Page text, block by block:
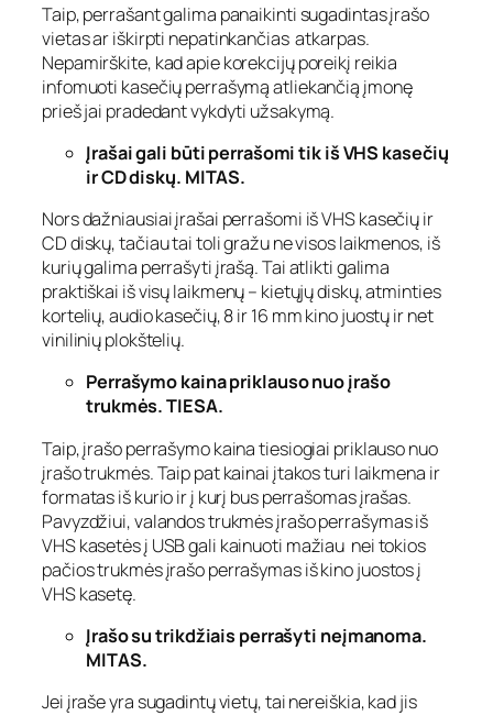
Taip, perrašant galima panaikinti sugadintas įrašo
vietas ar iškirpti nepatinkančias atkarpas.
Nepamirškite, kad apie korekcijų poreikį reikia
infomuoti kasečių perrašymą atliekančią įmonę
prieš jai pradedant vykdyti užsakymą.
Įrašai gali būti perrašomi tik iš VHS kasečių
ir CD diskų. MITAS.
Nors dažniausiai įrašai perrašomi iš VHS kasečių ir
CD diskų, tačiau tai toli gražu ne visos laikmenos, iš
kurių galima perrašyti įrašą. Tai atlikti galima
praktiškai iš visų laikmenų – kietųjų diskų, atminties
kortelių, audio kasečių, 8 ir 16 mm kino juostų ir net
vinilinių plokštelių.
Perrašymo kaina priklauso nuo įrašo
trukmės. TIESA.
Taip, įrašo perrašymo kaina tiesiogiai priklauso nuo
įrašo trukmės. Taip pat kainai įtakos turi laikmena ir
formatas iš kurio ir į kurį bus perrašomas įrašas.
Pavyzdžiui, valandos trukmės įrašo perrašymas iš
VHS kasetės į USB gali kainuoti mažiau nei tokios
pačios trukmės įrašo perrašymas iš kino juostos į
VHS kasetę.
Įrašo su trikdžiais perrašyti neįmanoma.
MITAS.
Jei įraše yra sugadintų vietų, tai nereiškia, kad jis